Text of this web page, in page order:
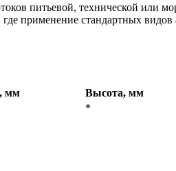
питьевой, технической или
применение стандартных
мм Высота, мм
*